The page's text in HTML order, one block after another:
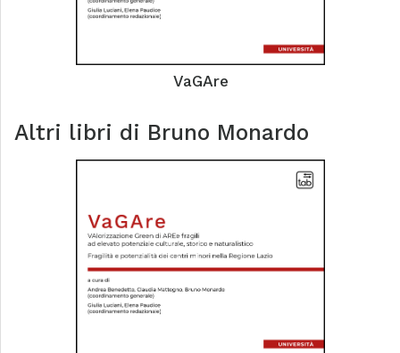
VaGAre
Altri libri di Bruno Monardo